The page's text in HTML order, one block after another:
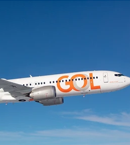
Workshop ASAGOL Mercado